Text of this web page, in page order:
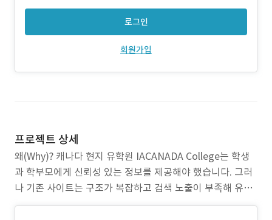
로그인
회원가입
프로젝트 상세
왜(Why)? 캐나다 현지 유학원 IACANADA College는 학생
과 학부모에게 신뢰성 있는 정보를 제공해야 했습니다. 그러
나 기존 사이트는 구조가 복잡하고 검색 노출이 부족해 유입
이 저조했습니다. 어떻게(How)? 오픽셀은 워드프레스 CMS